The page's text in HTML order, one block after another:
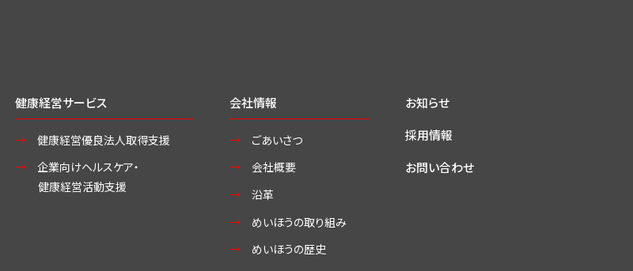
健康経営サービス
健康経営優良法人取得支援
企業向けヘルスケア・
健康経営活動支援
会社情報
ごあいさつ
会社概要
沿革
めいほうの取り組み
めいほうの歴史
お知らせ
採用情報
お問い合わせ